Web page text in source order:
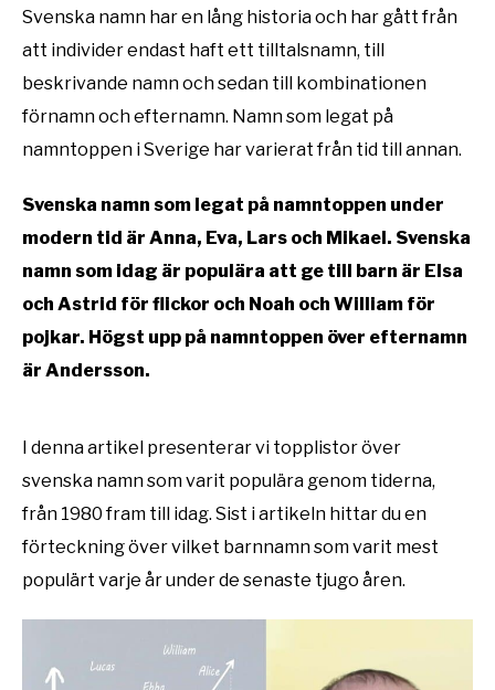
in
Namn
Svenska namn har en lång historia och har gått från
att individer endast haft ett tilltalsnamn, till
beskrivande namn och sedan till kombinationen
förnamn och efternamn. Namn som legat på
namntoppen i Sverige har varierat från tid till annan.
Svenska namn som legat på namntoppen under
modern tid är Anna, Eva, Lars och Mikael. Svenska
namn som idag är populära att ge till barn är Elsa
och Astrid för flickor och Noah och William för
pojkar. Högst upp på namntoppen över efternamn
är Andersson.
I denna artikel presenterar vi topplistor över
svenska namn som varit populära genom tiderna,
från 1980 fram till idag. Sist i artikeln hittar du en
förteckning över vilket barnnamn som varit mest
populärt varje år under de senaste tjugo åren.